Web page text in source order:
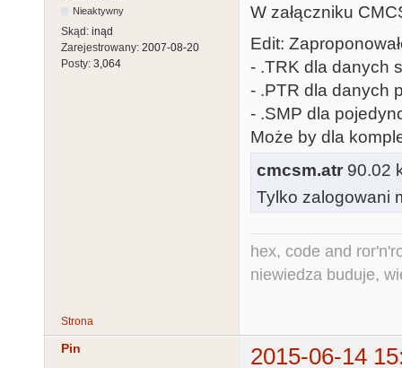
Nieaktywny
Skąd: inąd
Zarejestrowany: 2007-08-20
Posty: 3,064
W załączniku
Edit:
- .TRK dla danych
- .PTR dla danych
- .SMP dla
Może by dla
cmcsm.atr 90.02
Tylko zalogowani
hex, code and
niewiedza buduje,
Strona
Pin 2015-06-14